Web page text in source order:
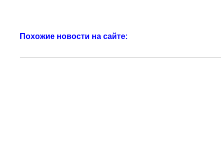
Похожие новости на сайте: